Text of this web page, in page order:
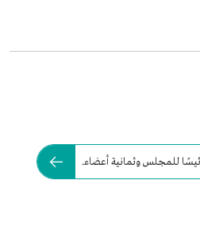
للمجلس وثمانية أعضاء.